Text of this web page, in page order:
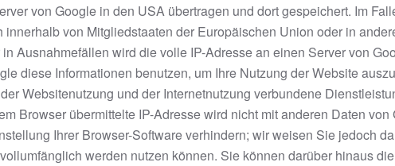
von Google in den USA übertragen und dort gespeichert. Im
von Mitgliedstaaten der Europäischen Union oder in
Ausnahmefällen wird die volle IP-Adresse an einen Server von
diese Informationen benutzen, um Ihre Nutzung der Website
Websitenutzung und der Internetnutzung verbundene
Browser übermittelte IP-Adresse wird nicht mit anderen Daten
Ihrer Browser-Software verhindern; wir weisen Sie jedoch
werden nutzen können. Sie können darüber hinaus